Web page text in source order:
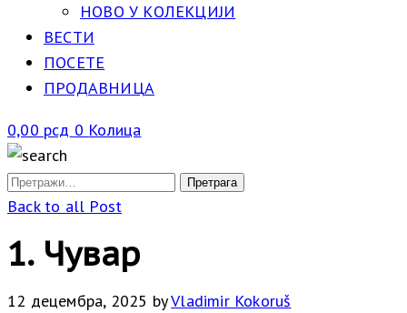
НОВО У КОЛЕКЦИЈИ
ВЕСТИ
ПОСЕТЕ
ПРОДАВНИЦА
0,00 рсд 0 Колица
Back to all Post
1. Чувар
12 децембра, 2025 byVladimir Kokoruš